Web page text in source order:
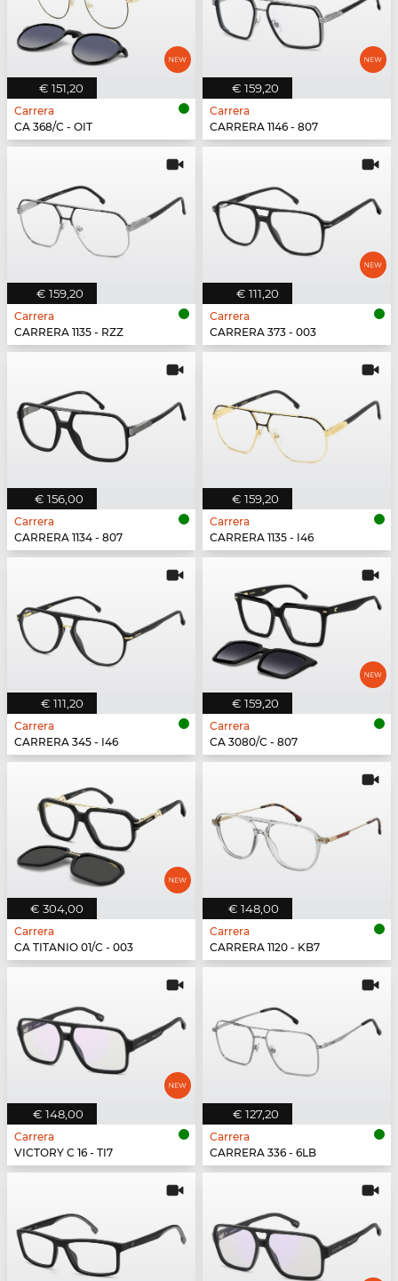
€ 151,20
Carrera
CA 368/C - OIT
€ 159,20
Carrera
CARRERA 1146 - 807
€ 159,20
Carrera
CARRERA 1135 - RZZ
€ 111,20
Carrera
CARRERA 373 - 003
€ 156,00
Carrera
CARRERA 1134 - 807
€ 159,20
Carrera
CARRERA 1135 - I46
€ 111,20
Carrera
CARRERA 345 - I46
€ 159,20
Carrera
CA 3080/C - 807
€ 304,00
Carrera
CA TITANIO 01/C - 003
€ 148,00
Carrera
CARRERA 1120 - KB7
€ 148,00
Carrera
VICTORY C 16 - TI7
€ 127,20
Carrera
CARRERA 336 - 6LB